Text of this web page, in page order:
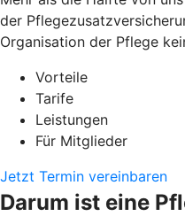
der
Organisation der Pflege
Vorteile
Tarife
Leistungen
Für Mitglieder
Jetzt Termin vereinbaren
Darum ist eine